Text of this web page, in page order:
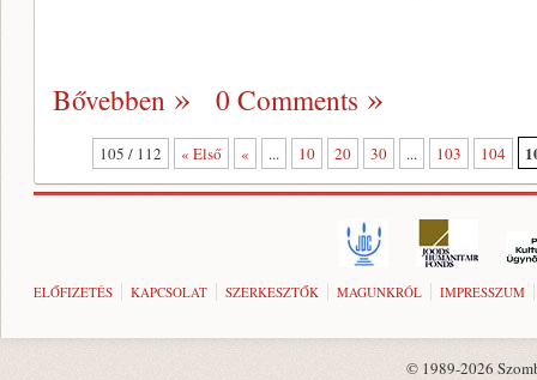
Bővebben 0 Comments
105 / 112 « Első « ... 10 20 30 ... 103 104
ELŐFIZETÉS KAPCSOLAT SZERKESZTŐK MAGUNKRÓL IMPRESSZUM
© 1989-2026